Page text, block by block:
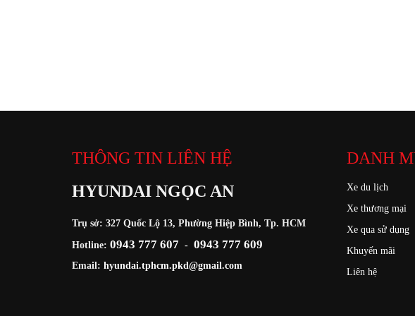
THÔNG TIN LIÊN HỆ
HYUNDAI NGỌC AN
Trụ sở: 327 Quốc Lộ 13, Phường Hiệp Bình, Tp. HCM
Hotline: 0943 777 607 - 0943 777 609
Email: hyundai.tphcm.pkd@gmail.com
DANH
Xe du lịch
Xe thương mại
Xe qua sử dụng
Khuyến mãi
Liên hệ